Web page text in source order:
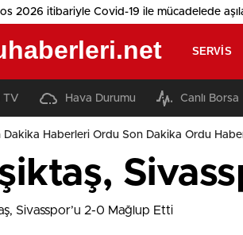
2026 itibariyle Covid-19 ile mücadelede
SERVIS
TV Hava Durumu Canlı Borsa
Dakika Haberleri Ordu Son Dakika Ordu